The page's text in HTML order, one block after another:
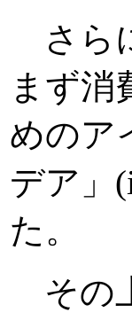
さら
まず消
めのア
デア」
た。
その